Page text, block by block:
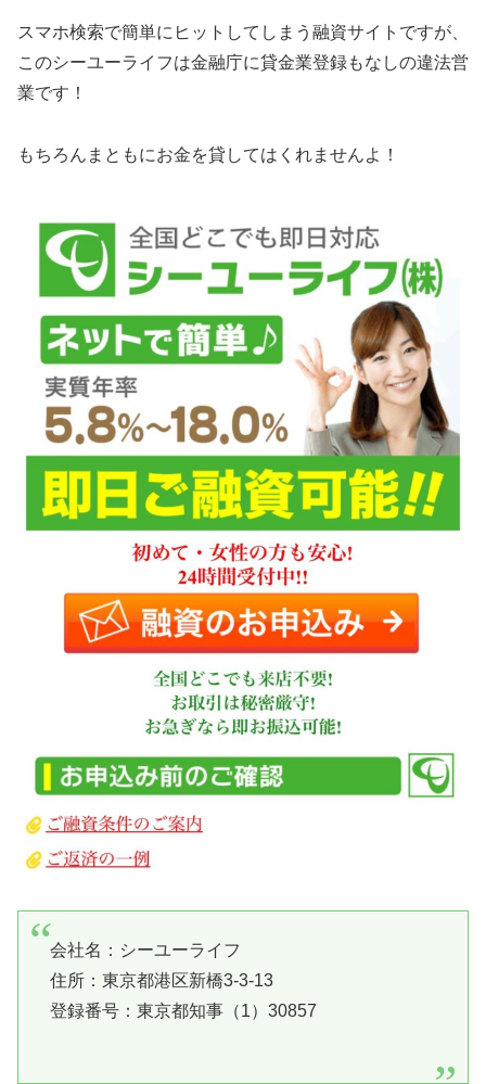
スマホ検索で簡単にヒットしてしまう融資サイトですが、
このシーユーライフは金融庁に貸金業登録もなしの違法営
業です！
もちろんまともにお金を貸してはくれませんよ！
会社名： シーユーライフ
住所：東京都港区新橋3-3-13
登録番号：東京都知事（1）30857